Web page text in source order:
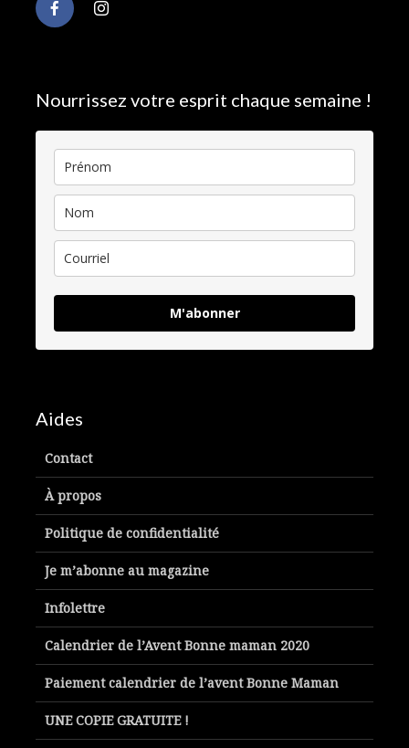
Nourrissez votre esprit chaque semaine !
M'abonner
Aides
Contact
À propos
Politique de confidentialité
Je m’abonne au magazine
Infolettre
Calendrier de l’Avent Bonne maman 2020
Paiement calendrier de l’avent Bonne Maman
UNE COPIE GRATUITE !